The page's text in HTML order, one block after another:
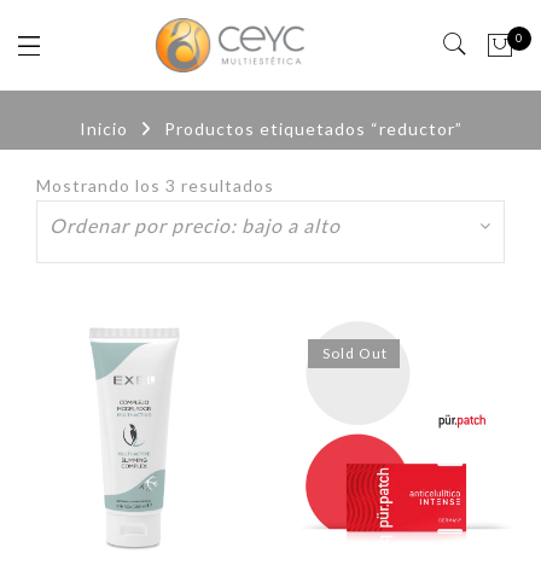
0
Inicio Productos etiquetados “reductor”
Mostrando los 3 resultados
Ordenado
por
precio:
Sold Out